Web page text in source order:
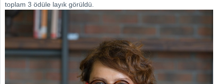
toplam 3 ödüle layık görüldü.